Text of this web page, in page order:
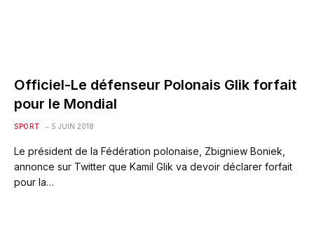
Officiel-Le défenseur Polonais Glik forfait
pour le Mondial
SPORT 5 JUIN 2018
Le président de la Fédération polonaise, Zbigniew Boniek,
annonce sur Twitter que Kamil Glik va devoir déclarer forfait
pour la…